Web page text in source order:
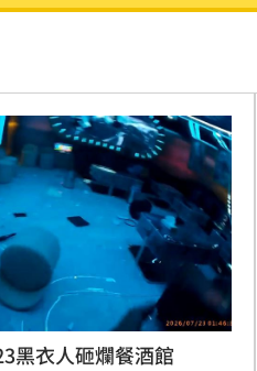
民眾嗆擋路 沈伯洋回應了
作戰區砲兵實施要域火殲演練
任?姓名學家：超出玄學範疇
偷吃國中妹！男大生慘了
!74歲司馬玉嬌不忍疾呼1事
黑衣人砸爛餐酒館